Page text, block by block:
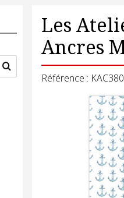
Les
Ancres
Référence :